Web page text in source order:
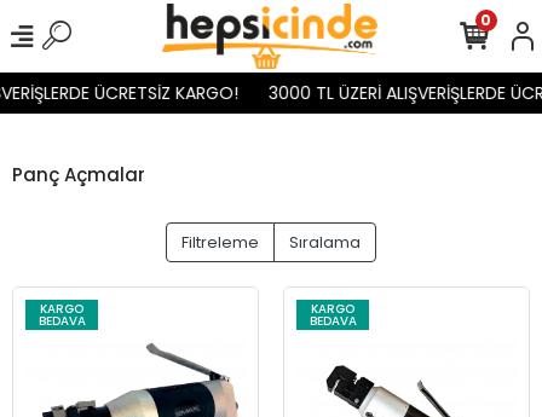
ÜCRETSİZ KARGO! 3000 TL ÜZERİ ALIŞVERİŞLERDE
0
Panç Açmalar
Filtreleme Sıralama
KARGO
BEDAVA
KARGO
BEDAVA